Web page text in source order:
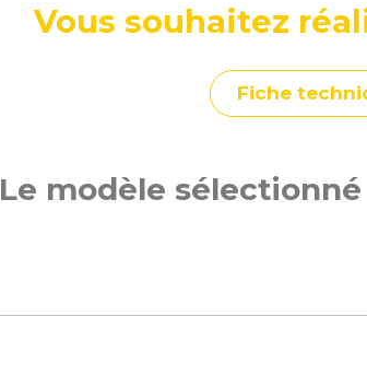
Vous souhaitez
Fiche
Le modèle sélectionné